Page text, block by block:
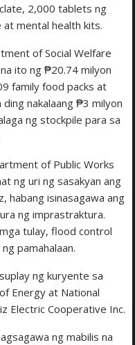
2,000 tablets ng
mental health kits.
of Social Welfare
ito ng ₱20.74 milyon
family food packs at
nakalaang ₱3 milyon
ng stockpile para sa
of Public Works
ng uri ng sasakyan ang
habang isinasagawa ang
ng imprastraktura.
tulay, flood control
pamahalaan.
ng kuryente sa
Energy at National
Electric Cooperative Inc.
ng mabilis na